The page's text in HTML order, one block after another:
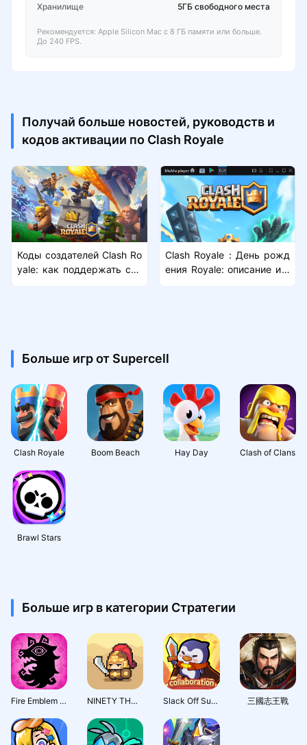
Хранилище
5ГБ свободного места
Рекомендуется: Apple Silicon Mac с 8 ГБ памяти или больше.
До 240 FPS.
Получай больше новостей, руководств и
кодов активации по Clash Royale
Коды создателей Clash Ro
yale: как поддержать сво
Clash Royale：День рожд
ения Royale: описание и н
Больше игр от Supercell
Clash Royale Boom Beach Hay Day Clash of Clans
Brawl Stars
Больше игр в категории Стратегии
Fire Emblem Shadows NINETY THOUSAND ACRES Slack Off Survivor 三國志王戰